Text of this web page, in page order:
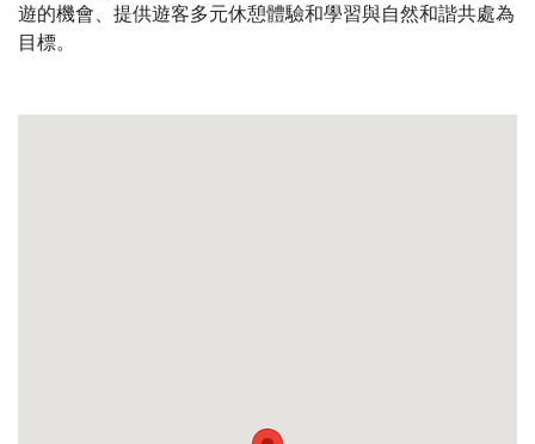
遊的機會、提供遊客多元休憩體驗和學習與自然和諧共處為
目標。